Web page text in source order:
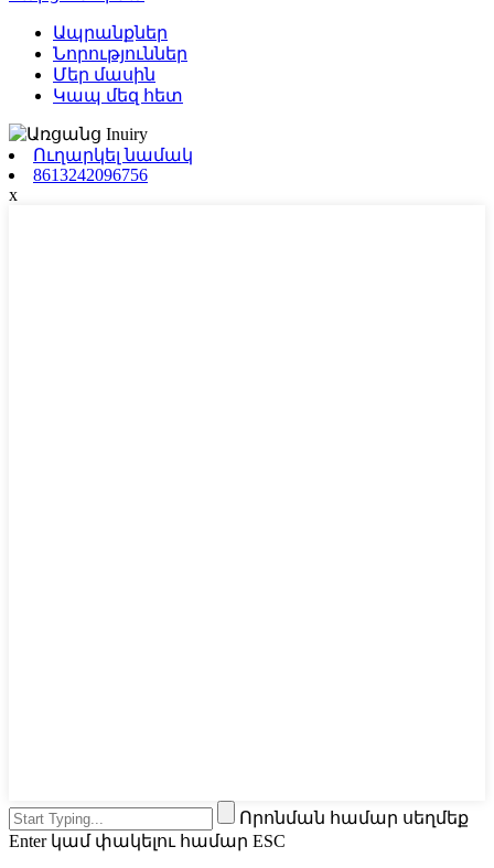
Ապրանքներ
Նորություններ
Մեր մասին
Կապ մեզ հետ
Ուղարկել նամակ
8613242096756
x
Որոնման համար սեղմեք
Enter կամ փակելու համար ESC